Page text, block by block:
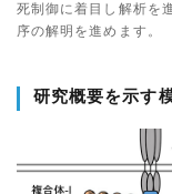
死制御に着目し解析を
序の解明を進めます。
研究概要を示す